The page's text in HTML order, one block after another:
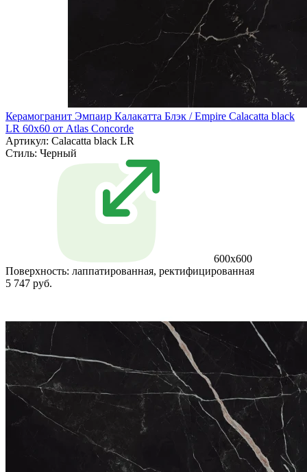
Керамогранит Эмпаир Калакатта Блэк / Empire Calacatta black
LR 60x60 от Atlas Concorde
Артикул: Calacatta black LR
Стиль: Черный
600x600
Поверхность: лаппатированная, ректифицированная
5 747 руб.